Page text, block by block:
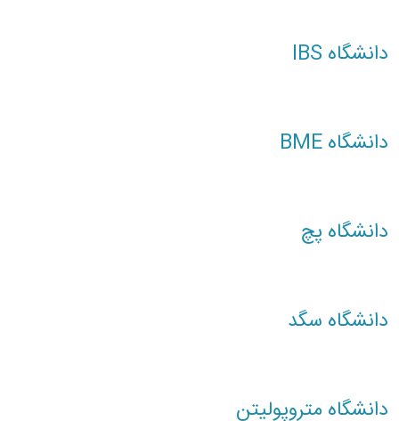
دانشگاه IBS
دانشگاه BME
دانشگاه پچ
دانشگاه سگد
دانشگاه متروپولیتن